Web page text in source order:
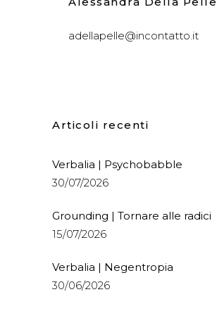
adellapelle@incontatto.it
Articoli recenti
Verbalia | Psychobabble
30/07/2026
Grounding | Tornare alle radici
15/07/2026
Verbalia | Negentropia
30/06/2026